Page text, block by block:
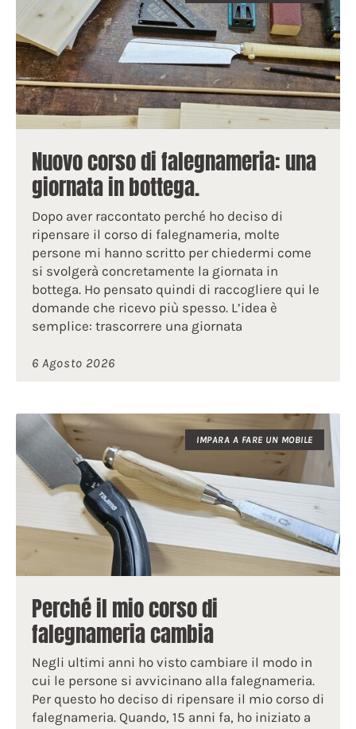
Nuovo corso di falegnameria: una
giornata in bottega.
Dopo aver raccontato perché ho deciso di
ripensare il corso di falegnameria, molte
persone mi hanno scritto per chiedermi come
si svolgerà concretamente la giornata in
bottega. Ho pensato quindi di raccogliere qui le
domande che ricevo più spesso. L’idea è
semplice: trascorrere una giornata
6 Agosto 2026
IMPARA A FARE UN MOBILE
Perché il mio corso di
falegnameria cambia
Negli ultimi anni ho visto cambiare il modo in
cui le persone si avvicinano alla falegnameria.
Per questo ho deciso di ripensare il mio corso di
falegnameria. Quando, 15 anni fa, ho iniziato a